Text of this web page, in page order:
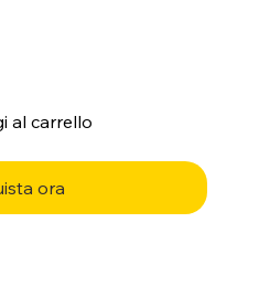
al carrello
ora